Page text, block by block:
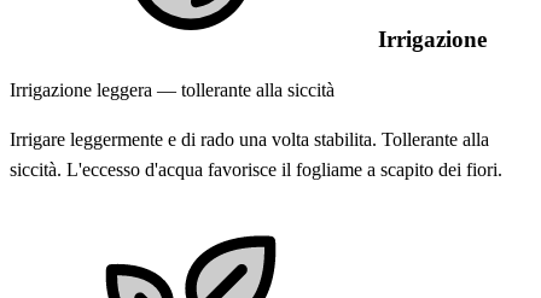
Irrigazione
Irrigazione leggera — tollerante alla siccità
Irrigare leggermente e di rado una volta stabilita. Tollerante alla
siccità. L'eccesso d'acqua favorisce il fogliame a scapito dei fiori.